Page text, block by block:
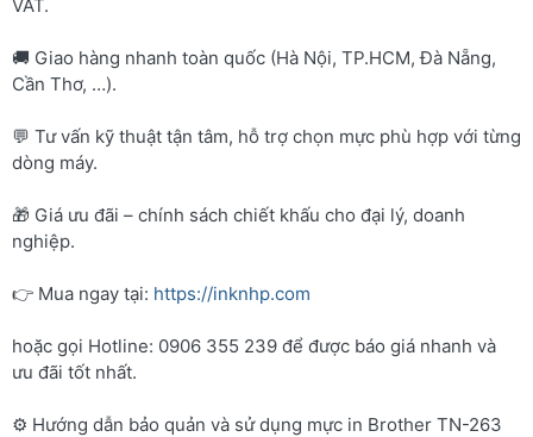
VAT.
🚚 Giao hàng nhanh toàn quốc (Hà Nội, TP.HCM, Đà Nẵng,
Cần Thơ, …).
💬 Tư vấn kỹ thuật tận tâm, hỗ trợ chọn mực phù hợp với từng
dòng máy.
🎁 Giá ưu đãi – chính sách chiết khấu cho đại lý, doanh
nghiệp.
👉 Mua ngay tại: https://inknhp.com
hoặc gọi Hotline: 0906 355 239 để được báo giá nhanh và
ưu đãi tốt nhất.
⚙️ Hướng dẫn bảo quản và sử dụng mực in Brother TN-263